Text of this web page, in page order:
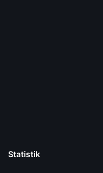
Statistik